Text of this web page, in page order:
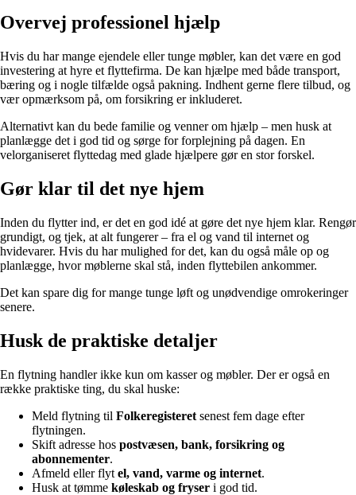
Overvej professionel hjælp
Hvis du har mange ejendele eller tunge møbler, kan det være en god
investering at hyre et flyttefirma. De kan hjælpe med både transport,
bæring og i nogle tilfælde også pakning. Indhent gerne flere tilbud, og
vær opmærksom på, om forsikring er inkluderet.
Alternativt kan du bede familie og venner om hjælp – men husk at
planlægge det i god tid og sørge for forplejning på dagen. En
velorganiseret flyttedag med glade hjælpere gør en stor forskel.
Gør klar til det nye hjem
Inden du flytter ind, er det en god idé at gøre det nye hjem klar. Rengør
grundigt, og tjek, at alt fungerer – fra el og vand til internet og
hvidevarer. Hvis du har mulighed for det, kan du også måle op og
planlægge, hvor møblerne skal stå, inden flyttebilen ankommer.
Det kan spare dig for mange tunge løft og unødvendige omrokeringer
senere.
Husk de praktiske detaljer
En flytning handler ikke kun om kasser og møbler. Der er også en
række praktiske ting, du skal huske:
Meld flytning til Folkeregisteret senest fem dage efter
flytningen.
Skift adresse hos postvæsen, bank, forsikring og
abonnementer.
Afmeld eller flyt el, vand, varme og internet.
Husk at tømme køleskab og fryser i god tid.